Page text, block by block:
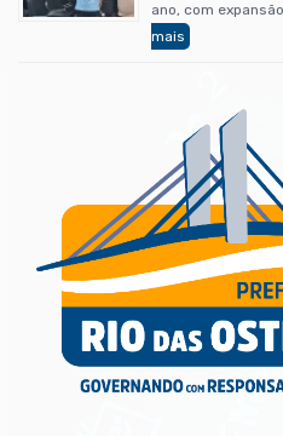
ano, com